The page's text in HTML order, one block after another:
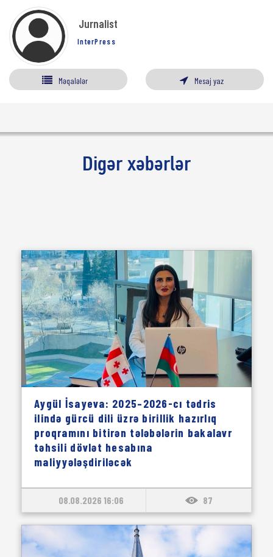
Jurnalist
InterPress
Məqalələr Mesaj yaz
Digər xəbərlər
Aygül İsayeva: 2025–2026-cı tədris
ilində gürcü dili üzrə birillik hazırlıq
proqramını bitirən tələbələrin bakalavr
təhsili dövlət hesabına
maliyyələşdiriləcək
08.08.2026 16:06 87